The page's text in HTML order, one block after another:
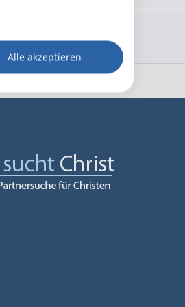
Alle akzeptieren